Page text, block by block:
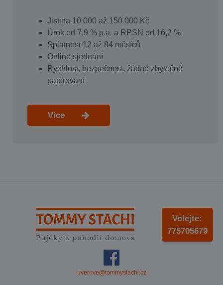
Jistina 10 000 až 150 000 Kč
Úrok od 7,9 % p.a. a RPSN od 16,2 %
Splatnost 12 až 84 měsíců
Online sjednání
Rychlost, bezpečnost, žádné zbytečné
papírování
Více
Volejte:
775705679
uverove@tommystachi.cz